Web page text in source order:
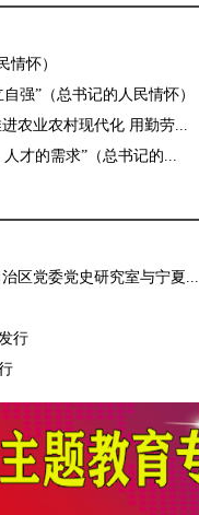
表二〇二六...
情怀）
强”（总书记的人民情怀）
农业农村现代化 用勤劳...
才的需求”（总书记的...
区党委党史研究室与宁夏...
行